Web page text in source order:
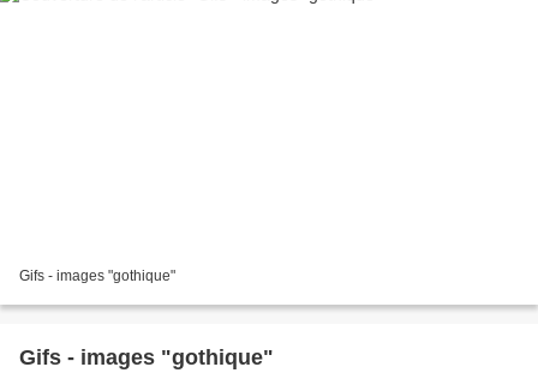
Gifs - images "gothique"
Gifs - images "gothique"